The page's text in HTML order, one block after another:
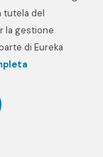
tutela del
la gestione
di Eureka